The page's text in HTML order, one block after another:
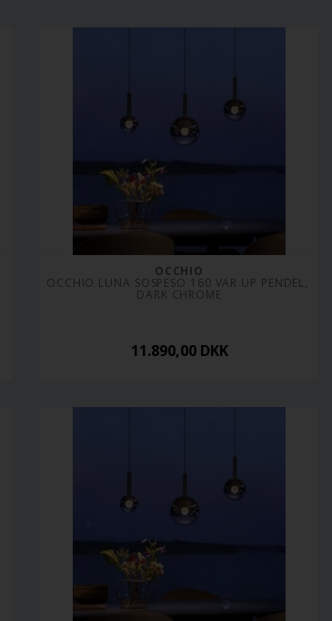
OCCHIO
OCCHIO LUNA SOSPESO 160 VAR UP PENDEL,
DARK CHROME
11.890,00 DKK